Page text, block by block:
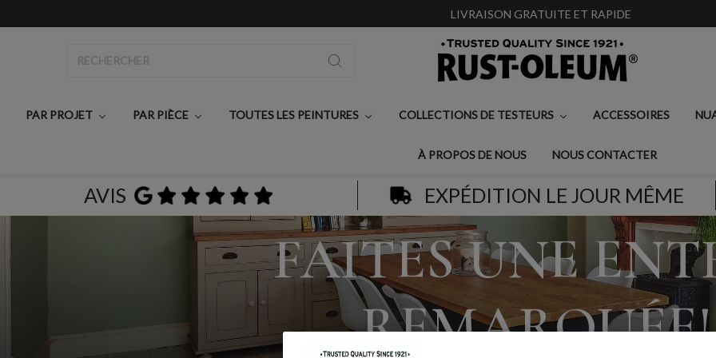
LIVRAISON GRATUITE ET RAPIDE
PAR PROJET PAR PIÈCE TOUTES LES PEINTURES COLLECTIONS DE TESTEURS ACCESSOIRES
À PROPOS DE NOUS NOUS CONTACTER
AVIS EXPÉDITION LE JOUR MÊME
FAITES UNE
REMARQUÉE!